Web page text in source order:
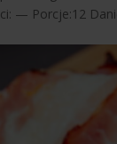
— Porcje:12